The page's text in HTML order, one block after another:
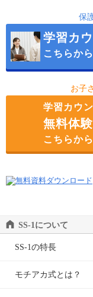
下北沢
成城学園前
保
学習カ
こちらから
お子
学習カウ
無料体
こちらから
SS-1について
SS-1の特長
モチアカ式とは？